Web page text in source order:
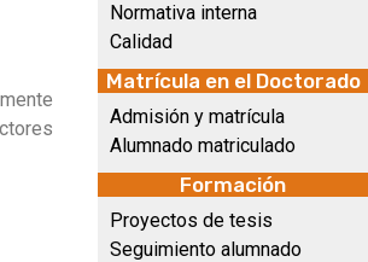
Normativa interna
Calidad
Matrícula en el Doctorado
Admisión y matrícula
Alumnado matriculado
Formación
Proyectos de tesis
Seguimiento alumnado